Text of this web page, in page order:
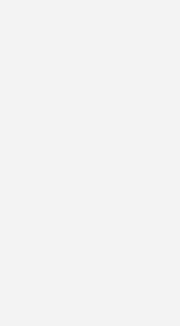
stöpseln ein,
Energiewende